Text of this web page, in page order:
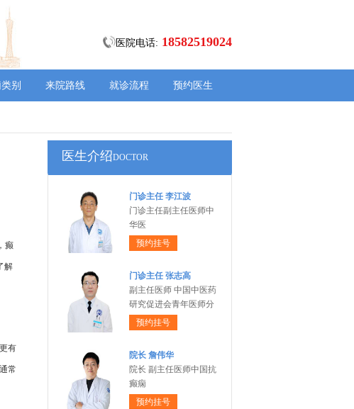
医院电话: 18582519024
别 来院路线 就诊流程 预约医生
癫
解
有
常
医生介绍DOCTOR
门诊主任 李江波
门诊主任副主任医师中
华医
预约挂号
门诊主任 张志高
副主任医师 中国中医药
研究促进会青年医师分
预约挂号
院长 詹伟华
院长 副主任医师中国抗
癫痫
预约挂号